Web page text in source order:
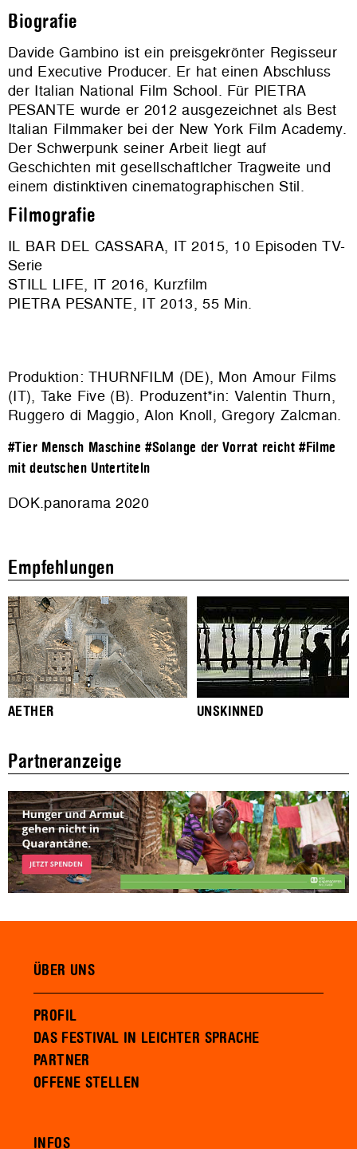
Biografie
Davide Gambino ist ein preisgekrönter Regisseur
und Executive Producer. Er hat einen Abschluss
der Italian National Film School. Für PIETRA
PESANTE wurde er 2012 ausgezeichnet als Best
Italian Filmmaker bei der New York Film Academy.
Der Schwerpunk seiner Arbeit liegt auf
Geschichten mit gesellschaftlcher Tragweite und
einem distinktiven cinematographischen Stil.
Filmografie
IL BAR DEL CASSARA, IT 2015, 10 Episoden TV-
Serie
STILL LIFE, IT 2016, Kurzfilm
PIETRA PESANTE, IT 2013, 55 Min.
Produktion: THURNFILM (DE), Mon Amour Films
(IT), Take Five (B). Produzent*in: Valentin Thurn,
Ruggero di Maggio, Alon Knoll, Gregory Zalcman.
#Tier Mensch Maschine #Solange der Vorrat reicht #Filme
mit deutschen Untertiteln
DOK.panorama 2020
Empfehlungen
AETHER UNSKINNED
Partneranzeige
ÜBER UNS
PROFIL
DAS FESTIVAL IN LEICHTER SPRACHE
PARTNER
OFFENE STELLEN
INFOS